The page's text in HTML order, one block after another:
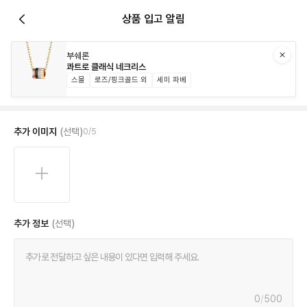
상품 입고 알림
부쉐론
콰트로 클래식 네크리스
스몰 로즈/핑크골드 외 세미 파베
추가 이미지 (선택)0/5
추가 정보 (선택)
0/500